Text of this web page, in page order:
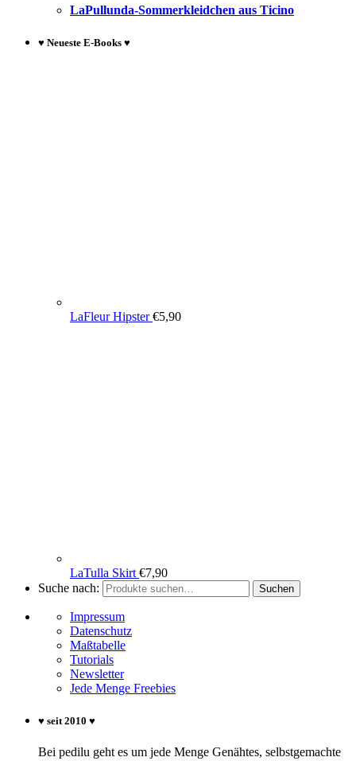
LaPullunda-Sommerkleidchen aus Ticino
♥ Neueste E-Books ♥
LaFleur Hipster €5,90
LaTulla Skirt €7,90
Suche nach:
Suchen
Impressum
Datenschutz
Maßtabelle
Tutorials
Newsletter
Jede Menge Freebies
♥ seit 2010 ♥
Bei pedilu geht es um jede Menge Genähtes, selbstgemachte